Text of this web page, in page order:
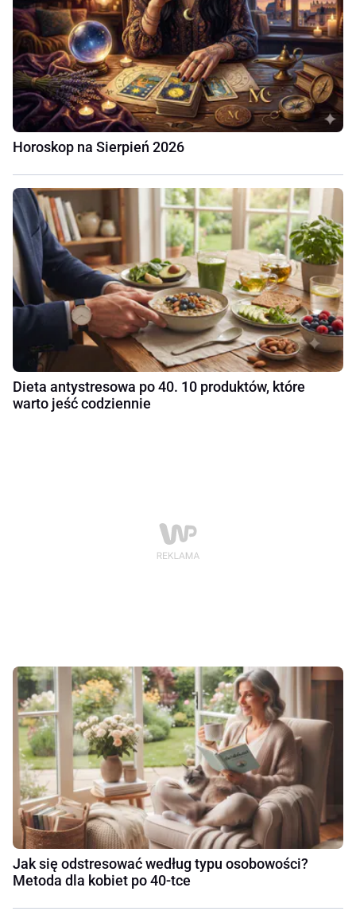
Horoskop na Sierpień 2026
Dieta antystresowa po 40. 10 produktów, które
warto jeść codziennie
Jak się odstresować według typu osobowości?
Metoda dla kobiet po 40-tce